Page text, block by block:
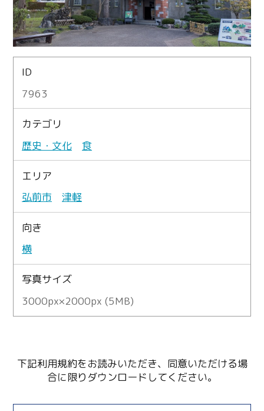
ID
7963
カテゴリ
歴史・文化
食
エリア
弘前市
津軽
向き
横
写真サイズ
3000px×2000px (5MB)
下記利用規約をお読みいただき、同意いただける場
合に限りダウンロードしてください。